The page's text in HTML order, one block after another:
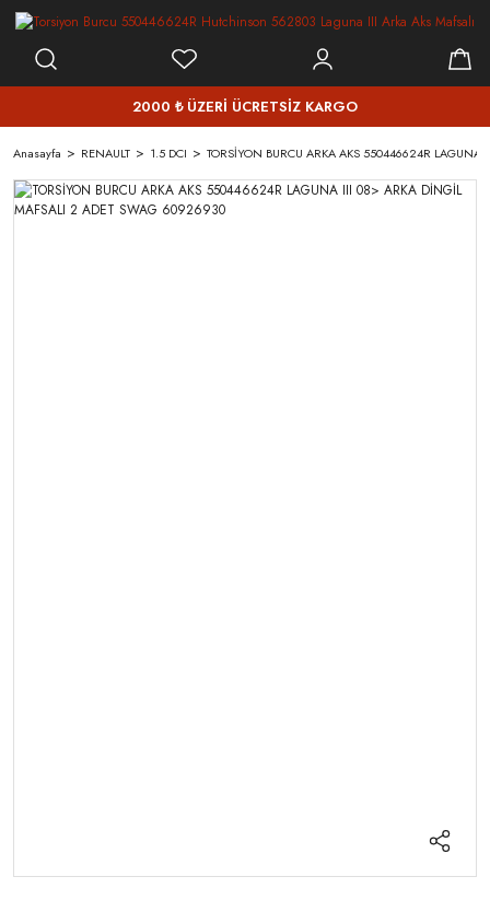
2000 ₺ ÜZERİ ÜCRETSİZ KARGO
Anasayfa RENAULT 1.5 DCI TORSİYON BURCU ARKA AKS 550446624R